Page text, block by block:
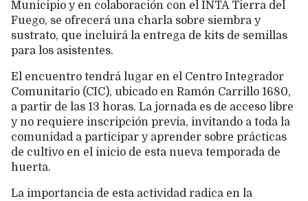
Municipio y en colaboración con el INTA Tierra del
Fuego, se ofrecerá una charla sobre siembra y
sustrato, que incluirá la entrega de kits de semillas
para los asistentes.
El encuentro tendrá lugar en el Centro Integrador
Comunitario (CIC), ubicado en Ramón Carrillo 1680,
a partir de las 13 horas. La jornada es de acceso libre
y no requiere inscripción previa, invitando a toda la
comunidad a participar y aprender sobre prácticas
de cultivo en el inicio de esta nueva temporada de
huerta.
La importancia de esta actividad radica en la